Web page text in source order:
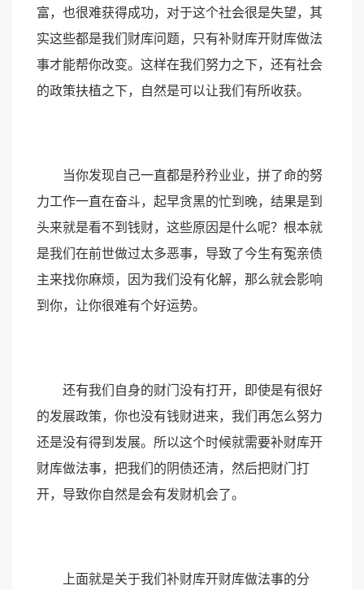
富，也很难获得成功，对于这个社会很是失望，其
实这些都是我们财库问题，只有补财库开财库做法
事才能帮你改变。这样在我们努力之下，还有社会
的政策扶植之下，自然是可以让我们有所收获。
当你发现自己一直都是矜矜业业，拼了命的努
力工作一直在奋斗，起早贪黑的忙到晚，结果是到
头来就是看不到钱财，这些原因是什么呢？根本就
是我们在前世做过太多恶事，导致了今生有冤亲债
主来找你麻烦，因为我们没有化解，那么就会影响
到你，让你很难有个好运势。
还有我们自身的财门没有打开，即使是有很好
的发展政策，你也没有钱财进来，我们再怎么努力
还是没有得到发展。所以这个时候就需要补财库开
财库做法事，把我们的阴债还清，然后把财门打
开，导致你自然是会有发财机会了。
上面就是关于我们补财库开财库做法事的分